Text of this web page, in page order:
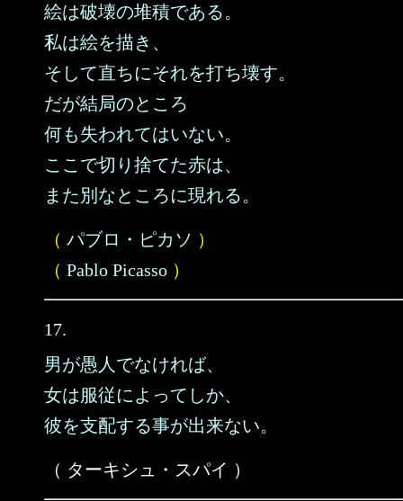
絵は破壊の堆積である。
私は絵を描き、
そして直ちにそれを打ち壊す。
だが結局のところ
何も失われてはいない。
ここで切り捨てた赤は、
また別なところに現れる。
（ パブロ・ピカソ ）
（ Pablo Picasso ）
17.
男が愚人でなければ、
女は服従によってしか、
彼を支配する事が出来ない。
（ ターキシュ・スパイ ）